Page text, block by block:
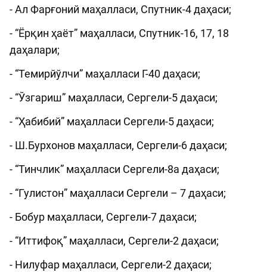
- Ал Фарғоний маҳалласи, Спутник-4 даҳаси;
- “Ёрқин ҳаёт” маҳалласи, Спутник-16, 17, 18
даҳалари;
- “Темирйўлчи” маҳалласи Г-40 даҳаси;
- “Ўзгариш” маҳалласи, Сергели-5 даҳаси;
- “Ҳабибий” маҳалласи Сергели-5 даҳаси;
- Ш.Бурхонов маҳалласи, Сергели-6 даҳаси;
- “Тинчлик” маҳалласи Сергели-8а даҳаси;
- “Гулистон” маҳалласи Сергели – 7 даҳаси;
- Бобур маҳалласи, Сергели-7 даҳаси;
- “Иттифоқ” маҳалласи, Сергели-2 даҳаси;
- Нилуфар маҳалласи, Сергели-2 даҳаси;